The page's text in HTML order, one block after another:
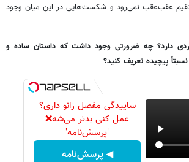
عقبعقب نمیرود و شکستهایی در این میان وجود
دارد؟ چه ضرورتی وجود داشت که داستان ساده و
نسبتاً پیچیده تعریف کنید؟
ساییدگی مفصل زانو داری؟
عمل کنی بدتر می‌شه❌
"پرسش‌نامه"
◀ پرسش‌نامه